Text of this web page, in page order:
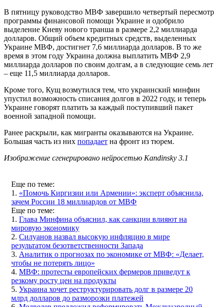
В пятницу руководство МВФ завершило четвертый пересмотр
программы финансовой помощи Украине и одобрило
выделение Киеву нового транша в размере 2,2 миллиарда
долларов. Общий объем кредитных средств, выделенных
Украине МВФ, достигнет 7,6 миллиарда долларов. В то же
время в этом году Украина должна выплатить МВФ 2,9
миллиарда долларов по своим долгам, а в следующие семь лет
– еще 11,5 миллиарда долларов.
Кроме того, Кущ возмутился тем, что украинский минфин
упустил возможность списания долгов в 2022 году, и теперь
Украине говорят платить за каждый поступивший пакет
военной западной помощи.
Ранее раскрыли, как мигранты оказываются на Украине.
Большая часть из них попадает на фронт из тюрем.
Изображение сгенерировано нейросетью Kandinsky 3.1
Еще по теме:
1. «Помочь Киргизии или Армении»: эксперт объяснила,
зачем России 18 миллиардов от МВФ
Еще по теме:
1. Глава Минфина объяснил, как санкции влияют на
мировую экономику
2. Силуанов назвал высокую инфляцию в мире
результатом безответственности Запада
3. Аналитик о прогнозах по экономике от МВФ: «Делает,
чтобы не потерять лицо»
4. МВФ: протесты европейских фермеров приведут к
резкому росту цен на продукты
5. Украина хочет реструктурировать долг в размере 20
млрд долларов до разморозки платежей